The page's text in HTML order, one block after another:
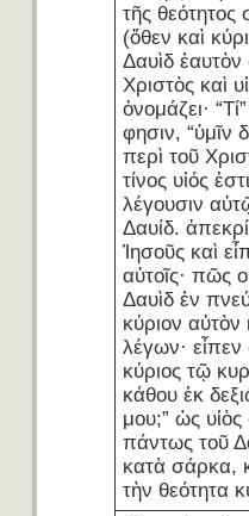
τῆς θεότητος
(ὅθεν καὶ
Δαυὶδ ἑαυτὸν
Χριστὸς καὶ
ὀνομάζει·
φησιν, “ὑμῖν
περὶ τοῦ
τίνος υἱός
λέγουσιν
Δαυίδ.
Ἰησοῦς καὶ
αὐτοῖς· πῶς
Δαυὶδ ἐν
κύριον αὐτὸν
λέγων· εἶπεν
κύριος τῷ
κάθου ἐκ
μου;” ὡς
πάντως τοῦ
κατὰ σάρκα,
τὴν θεότητα